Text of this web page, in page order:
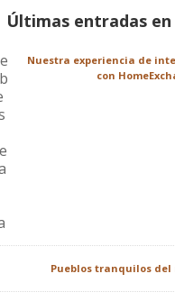
Últimas entradas
Nuestra experiencia de
con
Pueblos tranquilos del